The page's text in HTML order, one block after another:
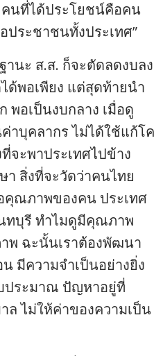
นที่ได้ประโยชน์คือคน
ระชาชนทั้งประเทศ”
านะ ส.ส. ก็จะตัดลดงบลง
ด้พอเพียง แต่สุดท้ายนำ
พอเป็นงบกลาง เมื่อดู
าบุคลากร ไม่ได้ใช้แก้โค
จะพาประเทศไปข้าง
า สิ่งที่จะวัดว่าคนไทย
คุณภาพของคน ประเทศ
ทบุรี ทำไมดูมีคุณภาพ
พ ฉะนั้นเราต้องพัฒนา
มีความจำเป็นอย่างยิ่ง
ประมาณ ปัญหาอยู่ที่
ล ไม่ให้ค่าของความเป็น